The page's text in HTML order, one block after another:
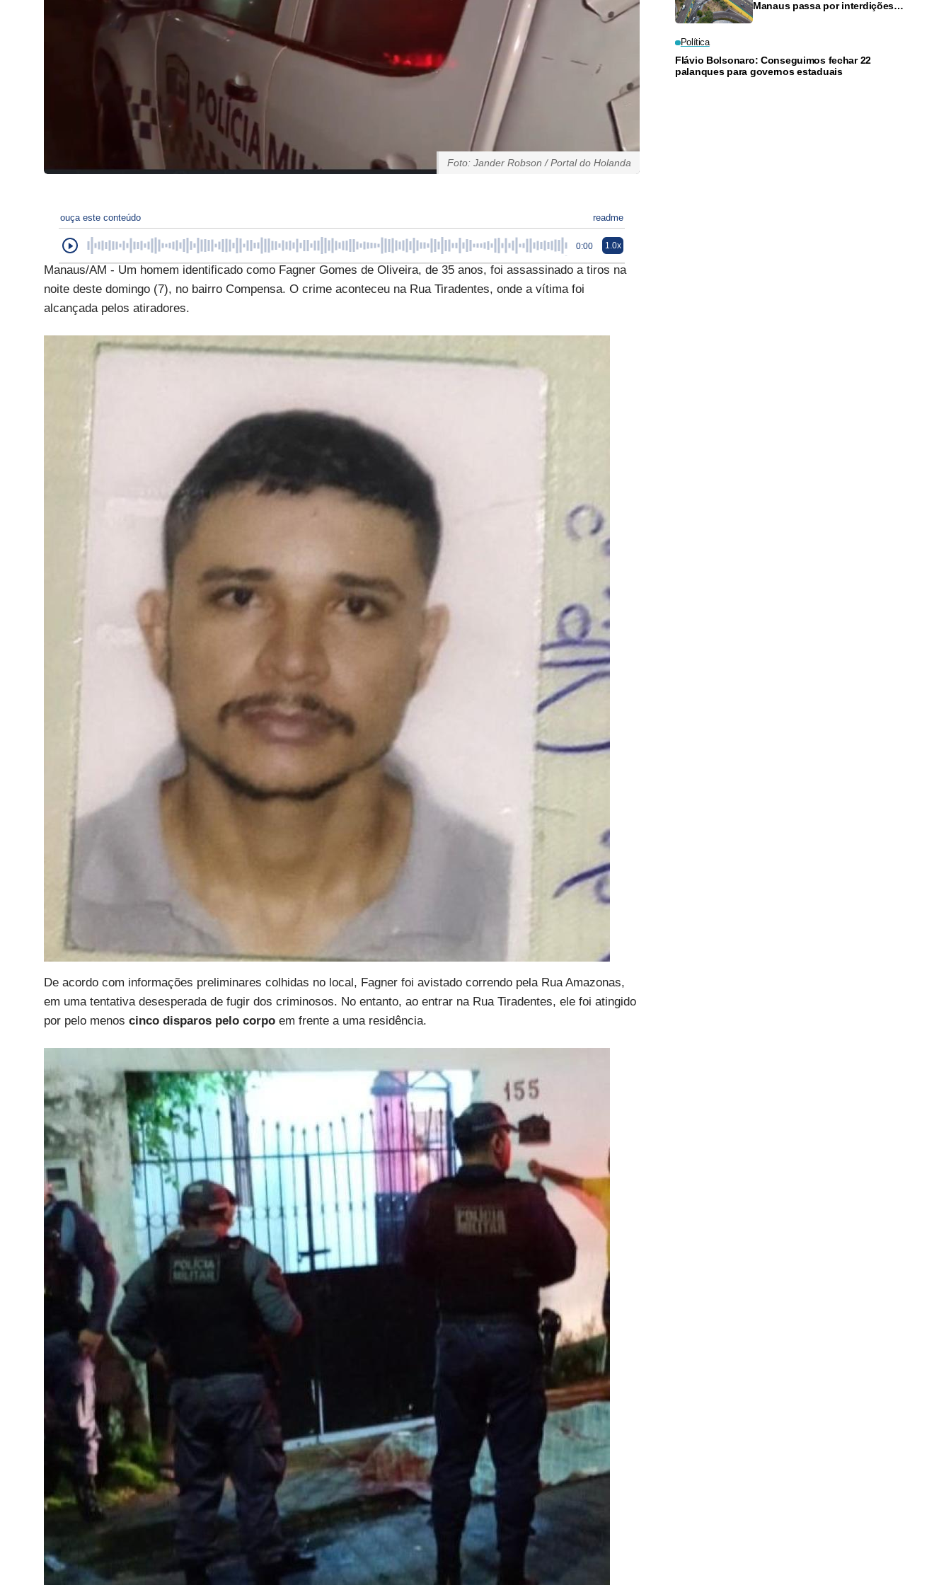
Foto: Jander Robson / Portal do Holanda
ouça este conteúdo readme
0:00 1.0x
Manaus/AM - Um homem identificado como Fagner Gomes de Oliveira, de 35 anos, foi assassinado a tiros na
noite deste domingo (7), no bairro Compensa. O crime aconteceu na Rua Tiradentes, onde a vítima foi
alcançada pelos atiradores.
De acordo com informações preliminares colhidas no local, Fagner foi avistado correndo pela Rua Amazonas,
em uma tentativa desesperada de fugir dos criminosos. No entanto, ao entrar na Rua Tiradentes, ele foi atingido
por pelo menos cinco disparos pelo corpo em frente a uma residência.
Manaus passa por interdições
Política
Flávio Bolsonaro: Conseguimos fechar 22
palanques para governos estaduais